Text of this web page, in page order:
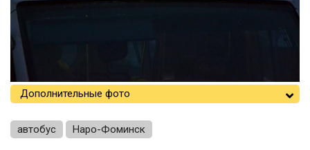
Дополнительные фото
автобус Наро-Фоминск